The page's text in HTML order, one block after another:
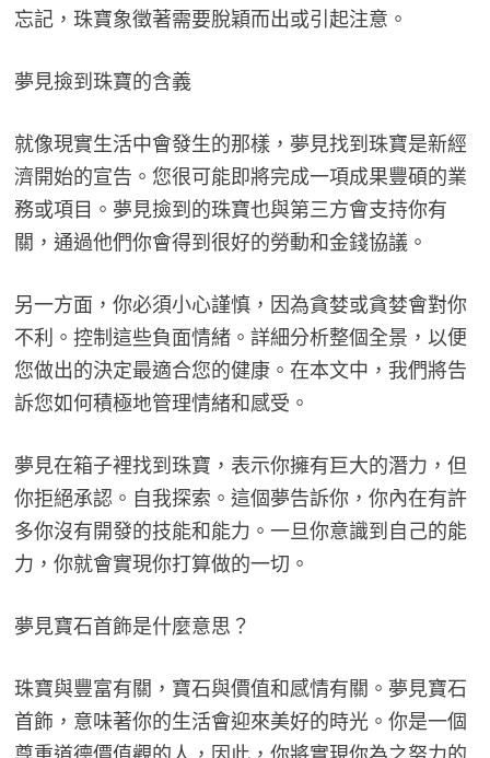
忘記，珠寶象徵著需要脫穎而出或引起注意。
夢見撿到珠寶的含義
就像現實生活中會發生的那樣，夢見找到珠寶是新經
濟開始的宣告。您很可能即將完成一項成果豐碩的業
務或項目。夢見撿到的珠寶也與第三方會支持你有
關，通過他們你會得到很好的勞動和金錢協議。
另一方面，你必須小心謹慎，因為貪婪或貪婪會對你
不利。控制這些負面情緒。詳細分析整個全景，以便
您做出的決定最適合您的健康。在本文中，我們將告
訴您如何積極地管理情緒和感受。
夢見在箱子裡找到珠寶，表示你擁有巨大的潛力，但
你拒絕承認。自我探索。這個夢告訴你，你內在有許
多你沒有開發的技能和能力。一旦你意識到自己的能
力，你就會實現你打算做的一切。
夢見寶石首飾是什麼意思？
珠寶與豐富有關，寶石與價值和感情有關。夢見寶石
首飾，意味著你的生活會迎來美好的時光。你是一個